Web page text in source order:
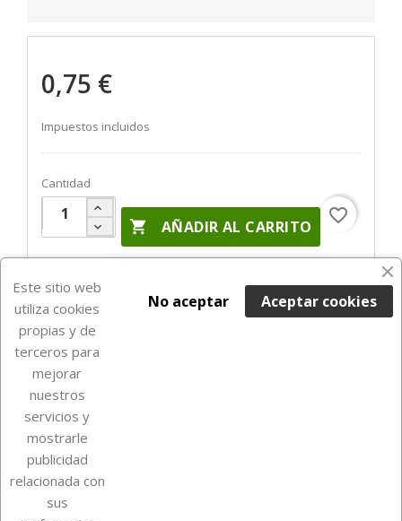
0,75 €
Impuestos incluidos
Cantidad
 AÑADIR AL CARRITO
favorite_border

Este sitio web
utiliza cookies
propias y de
terceros para
mejorar
nuestros
servicios y
mostrarle
publicidad
relacionada con
sus
Aceptar cookies
No aceptar